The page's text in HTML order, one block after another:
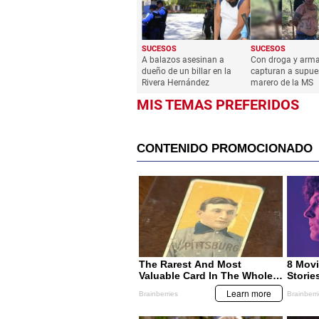
SUCESOS
A balazos asesinan a
dueño de un billar en la
Rivera Hernández
SUCESOS
Con droga y
capturan a
marero de la MS
MIS TEMAS PREFERIDOS